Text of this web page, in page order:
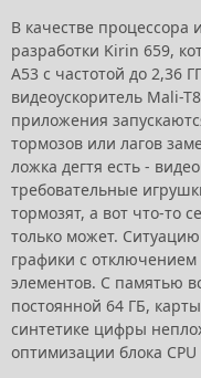
В качестве процессора
разработки Kirin 659,
A53 с частотой до 2,36
видеоускоритель Mali-
приложения
тормозов или лагов
ложка дегтя есть -
требовательные
тормозят, а вот что-то
только может.
графики с
элементов. С памятью
постоянной 64 ГБ,
синтетике цифры
оптимизации блока